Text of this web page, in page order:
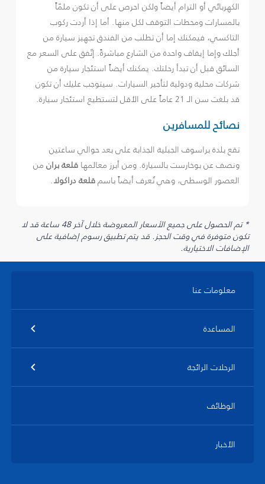
الكهربائي أو الترام أيضاً ولكن احرص على أن تكون ملمّاً
بالمسارات ومحطات التوقف لكل منها. أما إذا أردت ركوب
التاكسي، فيمكنك إما أن تطلب من الفندق تجهيز سيارة من
أجلك وإما إيقاف واحدة من الشارع مباشرةً. إتّفق على السعر مع
السائق قبل أن تبدأ رحلتك. يمكنك أيضاً استئجار سيارة من
شركات محلية ودولية لتأجير السيارات. سيتوجب عليك أن تكون
قد بلغت سن الـ 21 عاماً على الأقل لتستطيع استئجار سيارة.
نصائح للمسافرين
تقع بلدة براسوف الجبلية الجذابة على بعد حوالي ساعتين
ونصف عن بوخارست بالسيارة. ومن أبرز معالمها قلعة برانمن
العصور الوسطى، وهي تُعرف أيضاً باسمقلعة دراكولا.
* تم الحصول على جميع الأسعار المعروضة خلال آخر 48 ساعة قد لا
تكون متوفرة في وقت الحجز. قد يتم تطبيق رسوم إضافية على
الإضافات الاختيارية.
معلومات عنا
المساعدة
الرحلات الرائجة
الوظائف
الأخبار